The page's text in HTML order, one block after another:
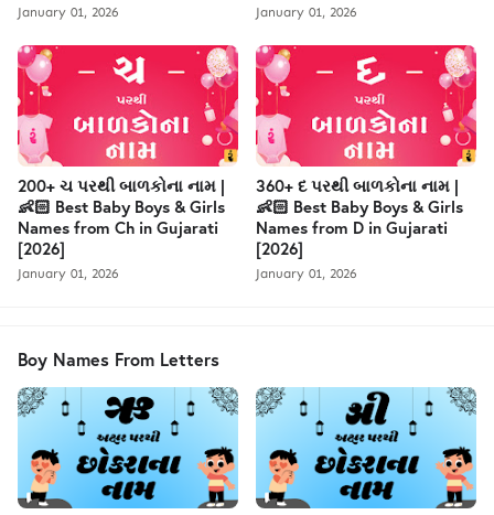
January 01, 2026 January 01, 2026
200+ ચ પરથી બાળકોના નામ |
👶🏻 Best Baby Boys & Girls
Names from Ch in Gujarati
[2026]
January 01, 2026
360+ દ પરથી બાળકોના નામ |
👶🏻 Best Baby Boys & Girls
Names from D in Gujarati
[2026]
January 01, 2026
Boy Names From Letters